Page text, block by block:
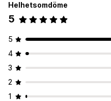
Helhetsomdöme
5
5
4
3
2
1